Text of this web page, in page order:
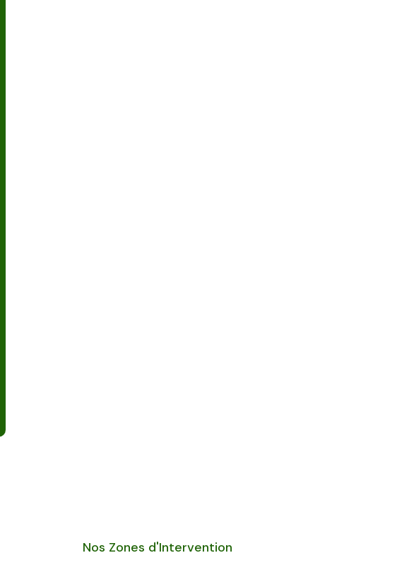
Nos Zones d'Intervention